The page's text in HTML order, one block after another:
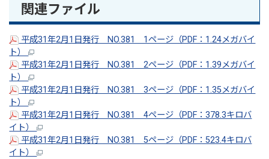
関連ファイル
平成31年2月1日発行 NO.381 1ページ（PDF：1.24メガバイ
ト）
平成31年2月1日発行 NO.381 2ページ（PDF：1.39メガバイ
ト）
平成31年2月1日発行 NO.381 3ページ（PDF：1.35メガバイ
ト）
平成31年2月1日発行 NO.381 4ページ（PDF：378.3キロバ
イト）
平成31年2月1日発行 NO.381 5ページ（PDF：523.4キロバ
イト）